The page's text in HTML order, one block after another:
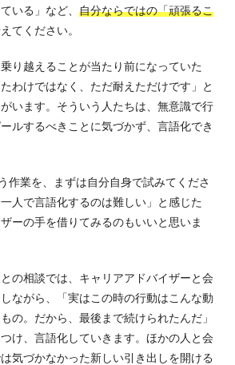
いる」など、 自分ならではの「頑張るこ
てください。
り越えることが当たり前になっていた
わけではなく、ただ耐えただけです」と
います。そういう人たちは、無意識で行
ルするべきことに気づかず、言語化でき
作業を、まずは自分自身で試みてくださ
人で言語化するのは難しい」と感じた
ーの手を借りてみるのもいいと思いま
の相談では、キャリアアドバイザーと会
ながら、「実はこの時の行動はこんな動
の。だから、最後まで続けられたんだ」
け、言語化していきます。ほかの人と会
気づかなかった新しい引き出しを開ける